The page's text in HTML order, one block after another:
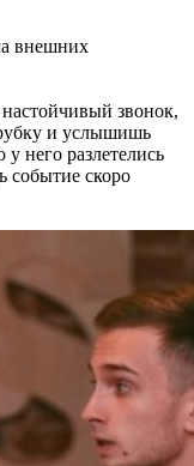
внешних
настойчивый звонок,
и услышишь
него разлетелись
событие скоро